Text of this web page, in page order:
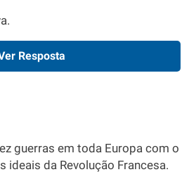
Resposta
guerras em toda Europa com o
ideais da Revolução Francesa.